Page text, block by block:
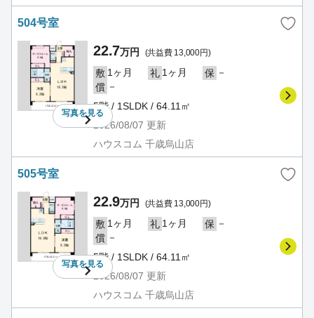
504号室
写真を見る
22.7万円 (共益費 13,000円)
敷 1ヶ月 礼 1ヶ月 保 －
償 －
5階 / 1SLDK / 64.11㎡
2026/08/07 更新
ハウスコム 千歳烏山店
505号室
写真を見る
22.9万円 (共益費 13,000円)
敷 1ヶ月 礼 1ヶ月 保 －
償 －
5階 / 1SLDK / 64.11㎡
2026/08/07 更新
ハウスコム 千歳烏山店